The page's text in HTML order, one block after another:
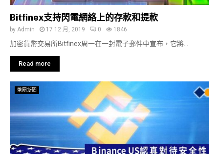
Bitfinex支持閃電網絡上的存款和提款
by Admin 17 12 月, 2019 0 1846
加密貨幣交易所Bitfinex周一在一封電子郵件中宣布，它將...
Read more
幣圈新聞